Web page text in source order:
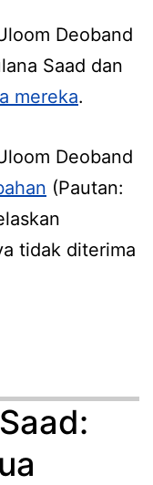
Deoband
Saad dan
mereka.
Deoband
(Pautan:
tidak diterima